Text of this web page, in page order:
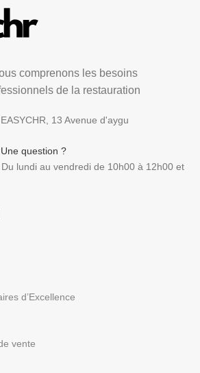
comprenons les besoins
de la restauration
EASYCHR, 13 Avenue d'aygu
Une question ?
Du lundi au vendredi de 10h00 à 12h00 et
d’Excellence
vente